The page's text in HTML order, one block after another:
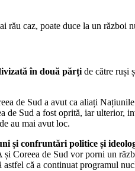
caz, poate duce la un război
în două părți de către ruși
de Sud a avut ca aliați
Sud a fost oprită, iar
au mai avut loc.
și confruntări politice și
Coreea de Sud vor porni un
că a continuat programul